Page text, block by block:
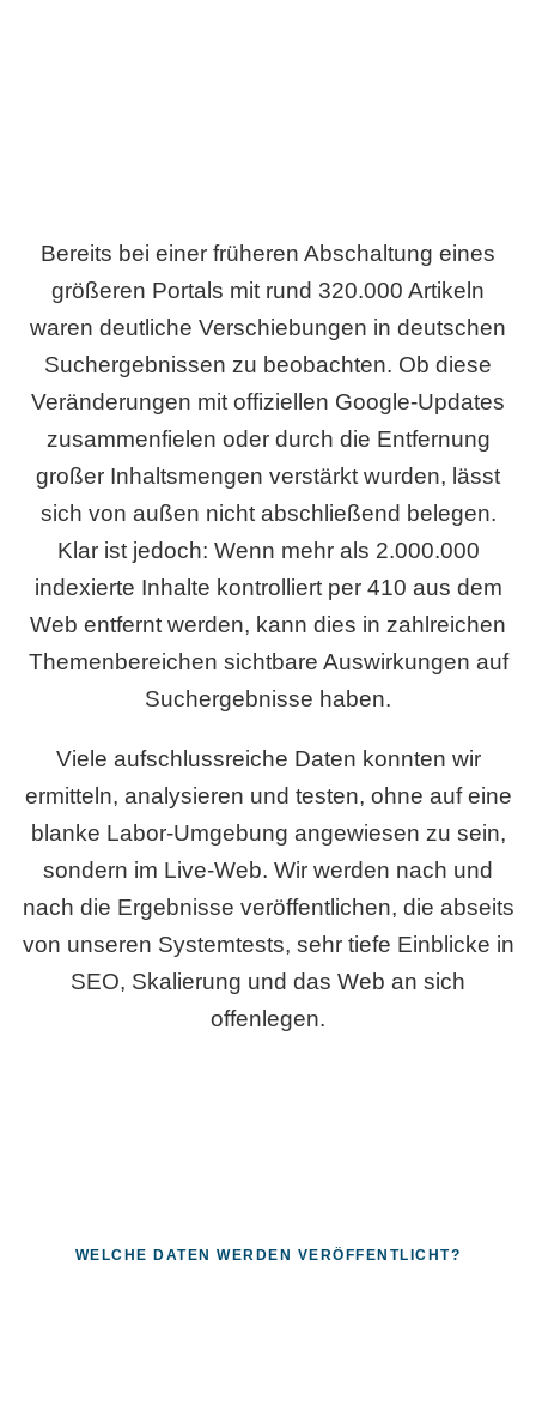
Bereits bei einer früheren Abschaltung eines
größeren Portals mit rund 320.000 Artikeln
waren deutliche Verschiebungen in deutschen
Suchergebnissen zu beobachten. Ob diese
Veränderungen mit offiziellen Google-Updates
zusammenfielen oder durch die Entfernung
großer Inhaltsmengen verstärkt wurden, lässt
sich von außen nicht abschließend belegen.
Klar ist jedoch: Wenn mehr als 2.000.000
indexierte Inhalte kontrolliert per 410 aus dem
Web entfernt werden, kann dies in zahlreichen
Themenbereichen sichtbare Auswirkungen auf
Suchergebnisse haben.
Viele aufschlussreiche Daten konnten wir
ermitteln, analysieren und testen, ohne auf eine
blanke Labor-Umgebung angewiesen zu sein,
sondern im Live-Web. Wir werden nach und
nach die Ergebnisse veröffentlichen, die abseits
von unseren Systemtests, sehr tiefe Einblicke in
SEO, Skalierung und das Web an sich
offenlegen.
WELCHE DATEN WERDEN VERÖFFENTLICHT?